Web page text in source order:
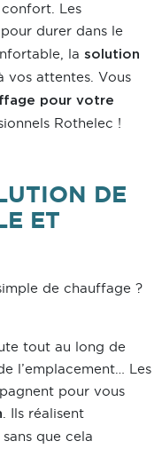
Les
durer dans le
la solution
vos attentes. Vous
pour votre
Rothelec !
DE
ET
de chauffage ?
tout au long de
l’emplacement… Les
pour vous
. Ils réalisent
que cela